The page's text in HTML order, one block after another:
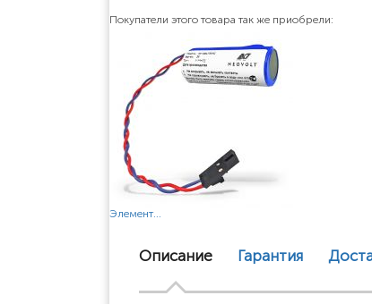
Покупатели этого товара так же приобрели:
Элемент...
Описание Гарантия